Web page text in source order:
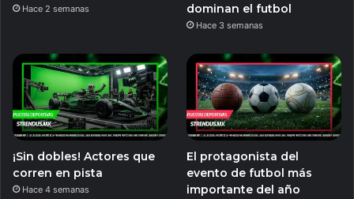
Hace 2 semanas
dominan el futbol
Hace 3 semanas
¡Sin dobles! Actores que
corren en pista
Hace 4 semanas
El protagonista del
evento de futbol más
importante del año